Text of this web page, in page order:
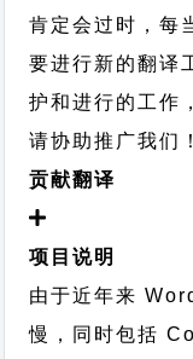
肯定会过时，每
要进行新的翻译
护和进行的工作
请协助推广我们！
贡献翻译
项目说明
由于近年来
慢，同时包括